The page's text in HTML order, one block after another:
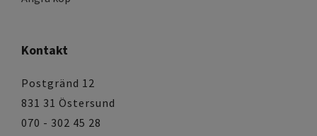
Kontakt
Postgränd 12
831 31 Östersund
070 - 302 45 28